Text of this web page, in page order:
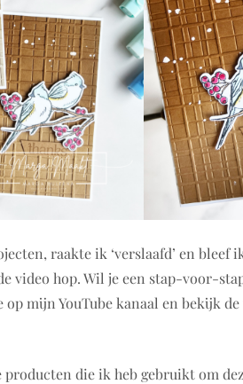
raakte ik ‘verslaafd’ en bleef
video hop. Wil je een stap-voor-
op mijn YouTube kanaal en bekijk
producten die ik heb gebruikt om